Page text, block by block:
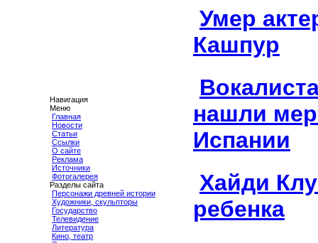
Навигация
Меню
Главная
Новости
Статьи
Ссылки
О сайте
Реклама
Источники
Фотогалерея
Разделы сайта
Персонажи древней истории
Художники, скульпторы
Государство
Телевидение
Литература
Кино, театр
Умер
Кашпур
нашли
Испании
Хайди
ребенка